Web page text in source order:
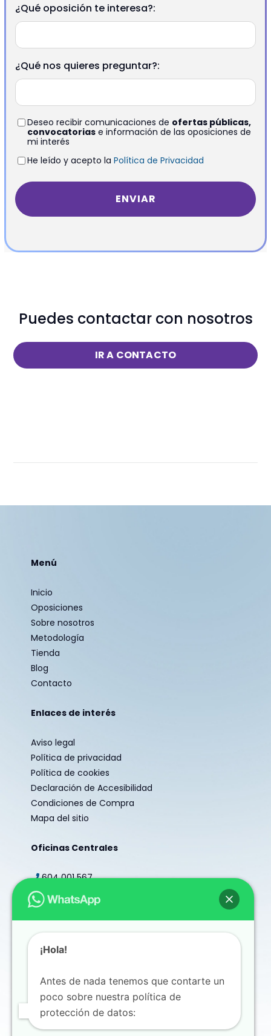
¿Qué oposición te interesa?:
¿Qué nos quieres preguntar?:
Deseo recibir comunicaciones de ofertas públicas,
convocatorias e información de las oposiciones de
mi interés
He leído y acepto laPolítica de Privacidad
Puedes contactar con nosotros
IR A CONTACTO
Menú
Inicio
Oposiciones
Sobre nosotros
Metodología
Tienda
Blog
Contacto
Enlaces de interés
Aviso legal
Política de privacidad
Política de cookies
Declaración de Accesibilidad
Condiciones de Compra
Mapa del sitio
Oficinas Centrales
604 001 567
secretaria@centroestudio.es
Redes sociales
Copyright © 2026 Centro Estudio Oposiciones |
¡Hola!
Antes de nada tenemos que contarte un
poco sobre nuestra política de
protección de datos: